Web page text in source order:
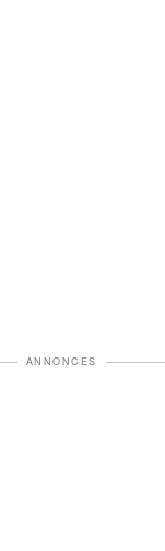
ANNONCES